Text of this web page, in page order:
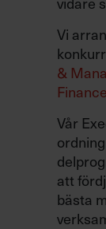
Vi
&
Finance
Vår
att
bästa